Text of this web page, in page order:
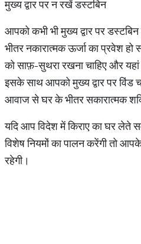
मुख्य द्वार पर न रखें डस्टबिन
आपको कभी भी मुख्य द्वार पर
भीतर नकारात्मक ऊर्जा का प्रवेश
को साफ़-सुथरा रखना चाहिए और यहां
इसके साथ आपको मुख्य द्वार पर विंड
आवाज से घर के भीतर सकारात्मक
यदि आप विदेश में किराए का घर लेते
विशेष नियमों का पालन करेंगी तो
रहेगी।